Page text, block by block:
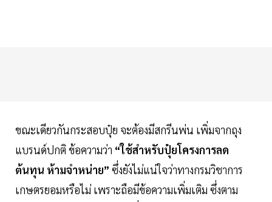
ขณะเดียวกันกระสอบปุ๋ย จะต้องมีสกรีนพ่น เพิ่มจากถุง
แบรนด์ปกติ ข้อความว่า “ใช้สำหรับปุ๋ยโครงการลด
ต้นทุน ห้ามจำหน่าย” ซึ่งยังไม่แน่ใจว่าทางกรมวิชาการ
เกษตรยอมหรือไม่ เพราะถือมีข้อความเพิ่มเติม ซึ่งตาม